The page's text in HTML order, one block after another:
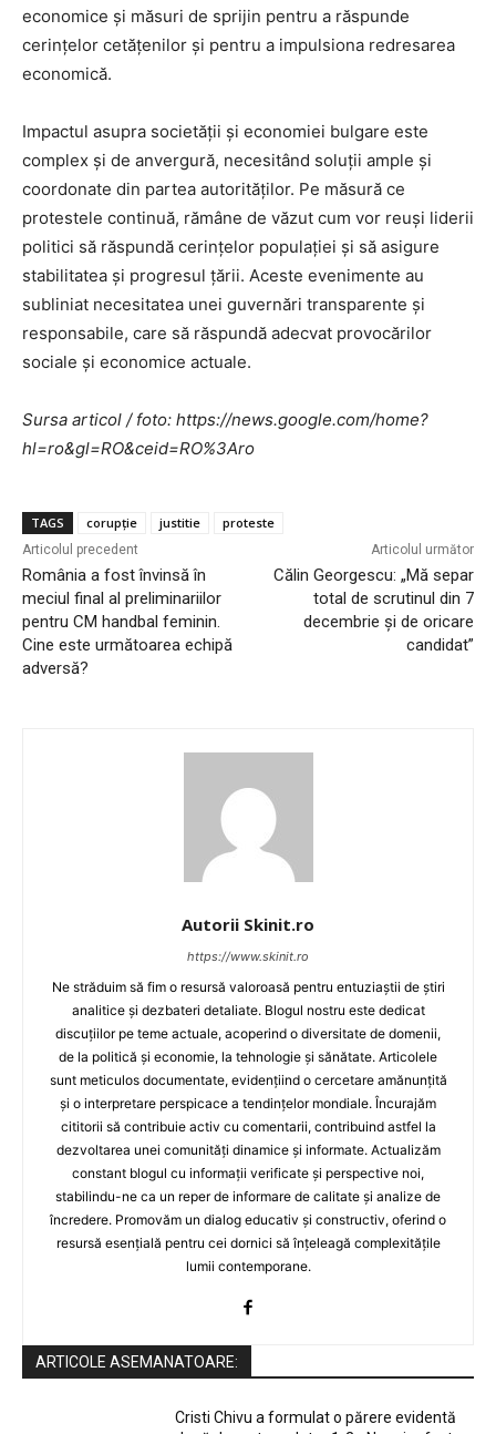
economice și măsuri de sprijin pentru a răspunde
cerințelor cetățenilor și pentru a impulsiona redresarea
economică.
Impactul asupra societății și economiei bulgare este
complex și de anvergură, necesitând soluții ample și
coordonate din partea autorităților. Pe măsură ce
protestele continuă, rămâne de văzut cum vor reuși liderii
politici să răspundă cerințelor populației și să asigure
stabilitatea și progresul țării. Aceste evenimente au
subliniat necesitatea unei guvernări transparente și
responsabile, care să răspundă adecvat provocărilor
sociale și economice actuale.
Sursa articol / foto: https://news.google.com/home?
hl=ro&gl=RO&ceid=RO%3Aro
TAGS corupție justitie proteste
Articolul precedent
România a fost învinsă în
meciul final al preliminariilor
pentru CM handbal feminin.
Cine este următoarea echipă
adversă?
Articolul următor
Călin Georgescu: „Mă separ
total de scrutinul din 7
decembrie și de oricare
candidat”
Autorii Skinit.ro
https://www.skinit.ro
Ne străduim să fim o resursă valoroasă pentru entuziaștii de știri
analitice și dezbateri detaliate. Blogul nostru este dedicat
discuțiilor pe teme actuale, acoperind o diversitate de domenii,
de la politică și economie, la tehnologie și sănătate. Articolele
sunt meticulos documentate, evidențiind o cercetare amănunțită
și o interpretare perspicace a tendințelor mondiale. Încurajăm
cititorii să contribuie activ cu comentarii, contribuind astfel la
dezvoltarea unei comunități dinamice și informate. Actualizăm
constant blogul cu informații verificate și perspective noi,
stabilindu-ne ca un reper de informare de calitate și analize de
încredere. Promovăm un dialog educativ și constructiv, oferind o
resursă esențială pentru cei dornici să înțeleagă complexitățile
lumii contemporane.
ARTICOLE ASEMANATOARE:
Cristi Chivu a formulat o părere evidentă